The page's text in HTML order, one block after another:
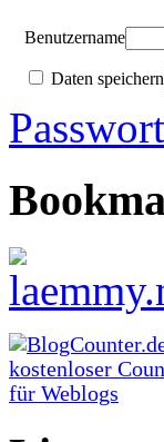
Benutzername
Daten speichern